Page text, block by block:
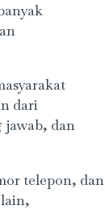
dari
dan
telepon, dan